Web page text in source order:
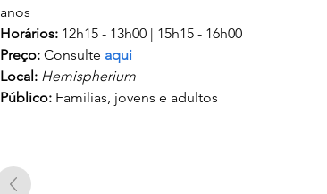
anos
Horários: 12h15 - 13h00 | 15h15 - 16h00
Preço: Consulte aqui
Local: Hemispherium
Público: Famílias, jovens e adultos